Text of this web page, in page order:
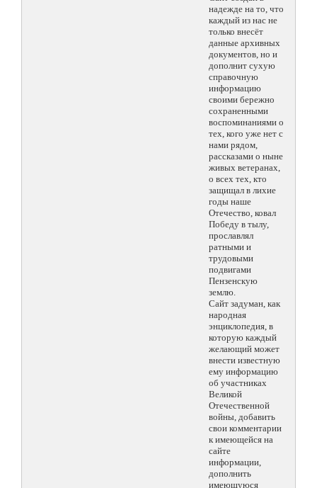
надежде на то, что
каждый из нас не
только внесёт
данные архивных
документов, но и
дополнит сухую
справочную
информацию
своими бережно
сохраненными
воспоминаниями о
тех, кого уже нет с
нами рядом,
рассказами о ныне
живых ветеранах,
о всех тех, кто
защищал в лихие
годы наше
Отечество, ковал
Победу в тылу,
прославлял
ратными и
трудовыми
подвигами
Пензенскую
землю.
Сайт задуман, как
народная
энциклопедия, в
которую каждый
желающий может
внести известную
ему информацию
об участниках
Великой
Отечественной
войны, добавить
свои комментарии
к имеющейся на
сайте
информации,
дополнить
имеющуюся